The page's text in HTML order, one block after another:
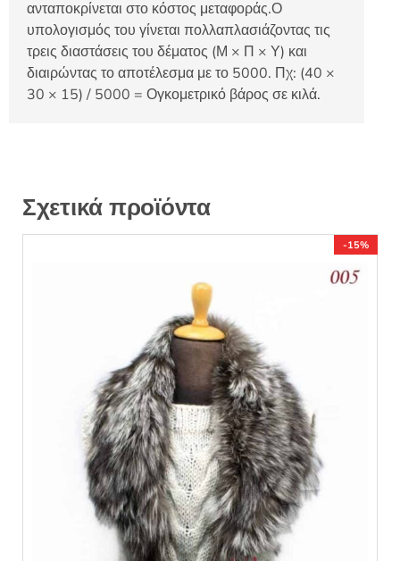
ανταποκρίνεται στο κόστος μεταφοράς.Ο
υπολογισμός του γίνεται πολλαπλασιάζοντας τις
τρεις διαστάσεις του δέματος (Μ × Π × Υ) και
διαιρώντας το αποτέλεσμα με το 5000. Πχ: (40 ×
30 × 15) / 5000 = Ογκομετρικό βάρος σε κιλά.
Σχετικά προϊόντα
-15%